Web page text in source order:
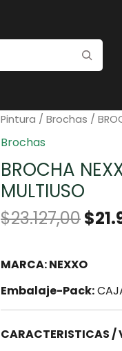
Pintura / Brochas /
Brochas
BROCHA
MULTIUSO
$23.127,00$
MARCA: NEXXO
Embalaje-Pack:
CARACTERISTICAS /